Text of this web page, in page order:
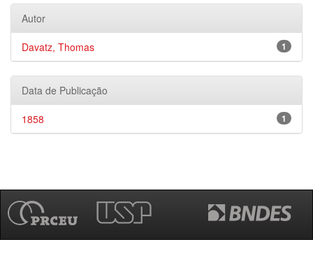
Autor
1
Davatz, Thomas
Data de Publicação
1
1858